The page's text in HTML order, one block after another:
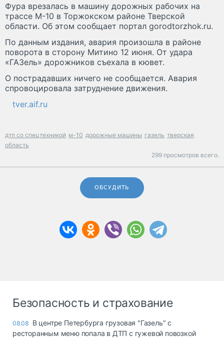
Фура врезалась в машину дорожных рабочих на
трассе М-10 в Торжокском районе Тверской
области. Об этом сообщает портал gorodtorzhok.ru.
По данным издания, авария произошла в районе
поворота в сторону Митино 12 июня. От удара
«ГАЗель» дорожников съехала в кювет.
О пострадавших ничего не сообщается. Авария
спровоцировала затруднение движения.
tver.aif.ru
дтп со спецтехникой м-10 дорожные машины газель тверская
область
299 просмотров всего.
ОБСУДИТЬ
Безопасность и страхование
08.08 В центре Петербурга грузовая "Газель" с
ресторанным меню попала в ДТП с гужевой повозкой